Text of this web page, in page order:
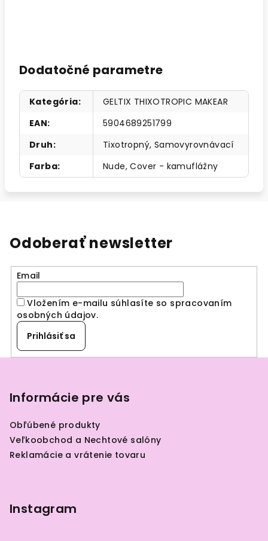
Dodatočné parametre
Kategória:
GELTIX THIXOTROPIC MAKEAR
EAN:
5904689251799
Druh: Tixotropný, Samovyrovnávací
Farba: Nude,Cover - kamuflážny
Odoberať newsletter
Email
Vložením e-mailu súhlasíte so spracovaním
osobných údajov.
Prihlásiť sa
Informácie pre vás
Obľúbené produkty
Veľkoobchod a Nechtové salóny
Reklamácie a vrátenie tovaru
Instagram